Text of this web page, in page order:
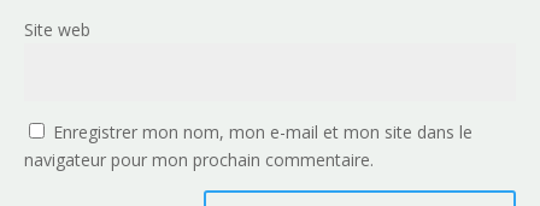
Site web
Enregistrer mon nom, mon e-mail et mon site dans le
navigateur pour mon prochain commentaire.